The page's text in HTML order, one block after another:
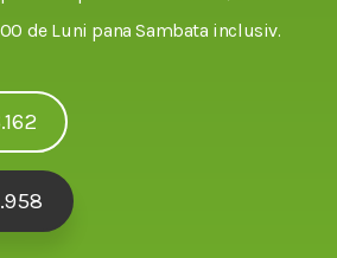
de Luni pana Sambata inclusiv.